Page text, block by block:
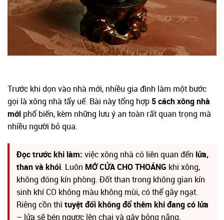
Trước khi dọn vào nhà mới, nhiều gia đình làm một bước
gọi là xông nhà tẩy uế. Bài này tổng hợp 5 cách xông nhà
mới phổ biến, kèm những lưu ý an toàn rất quan trọng mà
nhiều người bỏ qua.
Đọc trước khi làm: việc xông nhà có liên quan đến lửa,
than và khói. Luôn MỞ CỬA CHO THOÁNG khi xông,
không đóng kín phòng. Đốt than trong không gian kín
sinh khí CO không màu không mùi, có thể gây ngạt.
Riêng cồn thì tuyệt đối không đổ thêm khi đang có lửa
– lửa sẽ bén ngược lên chai và gây bỏng nặng.